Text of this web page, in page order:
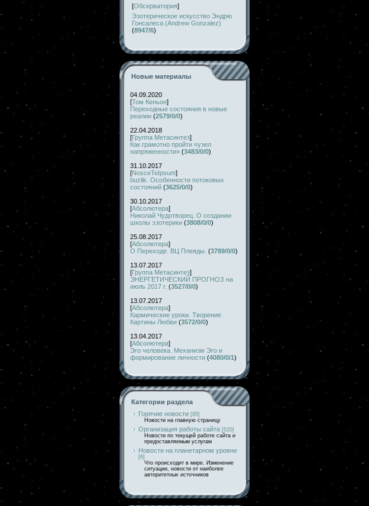
[Обсерватория]
Эзотерическое искусство Эндрю
Гонсалеса (Andrew Gonzalez)
(8947/6)
Новые материалы
04.09.2020
[Том Кеньон]
Переходные состояния в новые
реалии (2579/0/0)
22.04.2018
[Группа Метасинтез]
Как грамотно пройти «узел
напряженности» (3483/0/0)
31.10.2017
[NosceTeIpsum]
buzlik. Особенности потоковых
состояний (3625/0/0)
30.10.2017
[Абсолютера]
Николай Чудотворец. О создании
школы эзотерики (3808/0/0)
25.08.2017
[Абсолютера]
О Переходе. ВЦ Плеяды. (3789/0/0)
13.07.2017
[Группа Метасинтез]
ЭНЕРГЕТИЧЕСКИЙ ПРОГНОЗ на
июль 2017 г. (3527/0/0)
13.07.2017
[Абсолютера]
Кармические уроки. Творение
Картины Любви (3572/0/0)
13.04.2017
[Абсолютера]
Эго человека. Механизм Эго и
формирование личности (4080/0/1)
Категории раздела
Горячие новости [95]
Новости на главную страницу
Организация работы сайта [520]
Новости по текущей работе сайта и
предоставляемым услугам
Новости на планетарном уровне
[6]
Что происходит в мире. Изменение
ситуации, новости от наиболее
авторитетных источников